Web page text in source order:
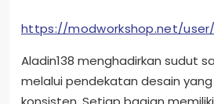
https://modworkshop.net/
Aladin138 menghadirkan sudut
melalui pendekatan desain